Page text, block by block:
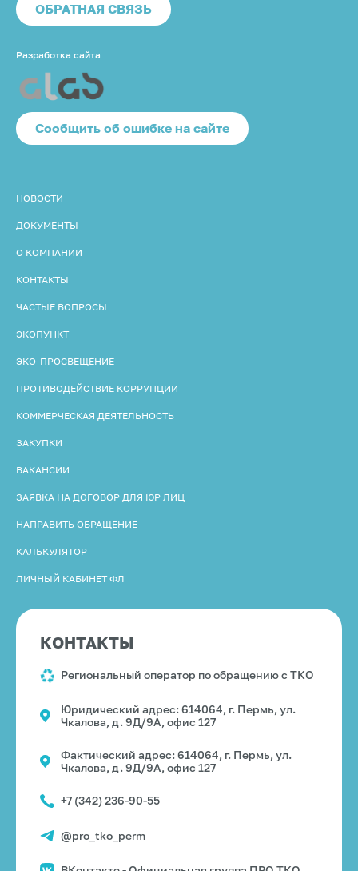
ОБРАТНАЯ СВЯЗЬ
Разработка сайта
Cообщить об ошибке на сайте
НОВОСТИ
ДОКУМЕНТЫ
О КОМПАНИИ
КОНТАКТЫ
ЧАСТЫЕ ВОПРОСЫ
ЭКОПУНКТ
ЭКО-ПРОСВЕЩЕНИЕ
ПРОТИВОДЕЙСТВИЕ КОРРУПЦИИ
КОММЕРЧЕСКАЯ ДЕЯТЕЛЬНОСТЬ
ЗАКУПКИ
ВАКАНСИИ
ЗАЯВКА НА ДОГОВОР ДЛЯ ЮР ЛИЦ
НАПРАВИТЬ ОБРАЩЕНИЕ
КАЛЬКУЛЯТОР
ЛИЧНЫЙ КАБИНЕТ ФЛ
КОНТАКТЫ
Региональный оператор по обращению с ТКО
Юридический адрес: 614064, г. Пермь, ул.
Чкалова, д. 9Д/9А, офис 127
Фактический адрес: 614064, г. Пермь, ул.
Чкалова, д. 9Д/9А, офис 127
+7 (342) 236-90-55
@pro_tko_perm